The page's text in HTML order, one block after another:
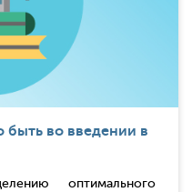
во введении в
оптимального